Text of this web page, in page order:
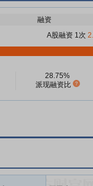
融资
A股融资 1次
28.75%
派现融资比